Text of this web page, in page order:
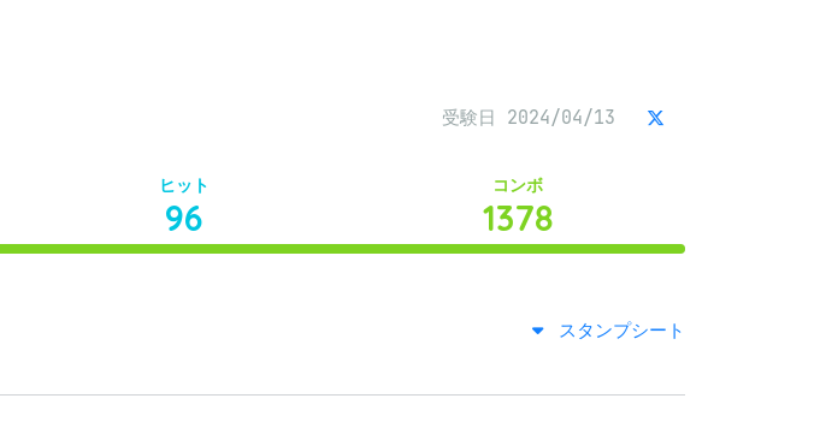
受験日 2024/04/13
ヒット
96
コンボ
1378
スタンプシート